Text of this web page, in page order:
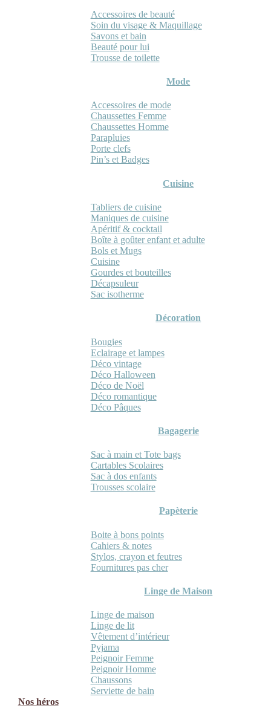
Accessoires de beauté
Soin du visage & Maquillage
Savons et bain
Beauté pour lui
Trousse de toilette
Mode
Accessoires de mode
Chaussettes Femme
Chaussettes Homme
Parapluies
Porte clefs
Pin’s et Badges
Cuisine
Tabliers de cuisine
Maniques de cuisine
Apéritif & cocktail
Boîte à goûter enfant et adulte
Bols et Mugs
Cuisine
Gourdes et bouteilles
Décapsuleur
Sac isotherme
Décoration
Bougies
Eclairage et lampes
Déco vintage
Déco Halloween
Déco de Noël
Déco romantique
Déco Pâques
Bagagerie
Sac à main et Tote bags
Cartables Scolaires
Sac à dos enfants
Trousses scolaire
Papèterie
Boite à bons points
Cahiers & notes
Stylos, crayon et feutres
Fournitures pas cher
Linge de Maison
Linge de maison
Linge de lit
Vêtement d’intérieur
Pyjama
Peignoir Femme
Peignoir Homme
Chaussons
Serviette de bain
Nos héros